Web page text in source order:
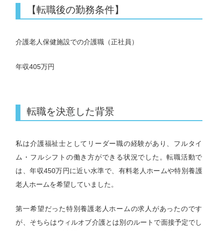
【転職後の勤務条件】
介護老人保健施設での介護職（正社員）
年収405万円
転職を決意した背景
私は介護福祉士としてリーダー職の経験があり、フルタイ
ム・フルシフトの働き方ができる状況でした。転職活動で
は、年収450万円に近い水準で、有料老人ホームや特別養護
老人ホームを希望していました。
第一希望だった特別養護老人ホームの求人があったのです
が、そちらはウィルオブ介護とは別のルートで面接予定でし